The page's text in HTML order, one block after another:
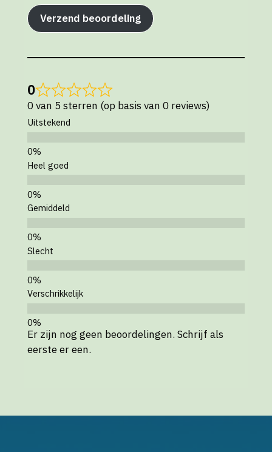
Verzend beoordeling
0
0 van 5 sterren (op basis van 0 reviews)
Uitstekend
Heel goed
Gemiddeld
Slecht
Verschrikkelijk
Er zijn nog geen beoordelingen. Schrijf als
eerste er een.